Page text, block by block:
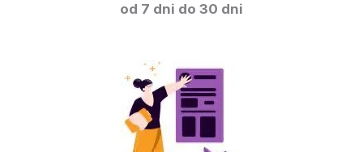
od 7 dni do 30 dni